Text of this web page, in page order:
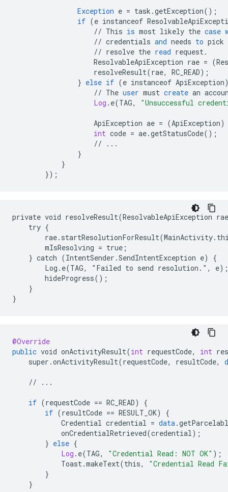
Exception e = task .getException();
if (e instanceof
// This is most likely the case
// credentials and needs to pick
// resolve the read request.
ResolvableApiException rae = (
resolveResult(rae, RC_READ);
} else if (e instanceof ApiException
// The user must create an
Log . e(TAG, "Unsuccessful
ApiException ae = (ApiException)
int code = ae.getStatusCode();
//
...
}
}
});
private void resolveResult(ResolvableApiException
    try {
        mIsResolving = true;
    } catch (IntentSender.SendIntentException e) {
        Log.e(TAG, "Failed to send resolution.", e);
        hideProgress();
    }
@Override
public void onActivityResult(int requestCode, int
super .onActivityResult(requestCode, resultCode,
// ...
if (requestCode == RC_READ)
{
if (resultCode == RESULT_OK)
{
Credential credential = data.
onCredentialRetrieved(credential);
} else {
Log . e(TAG, "Credential Read: NOT OK" );
Toast.makeText(this,
"Credential Read
}
}